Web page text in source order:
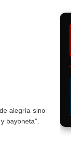
alegría sino
bayoneta”.